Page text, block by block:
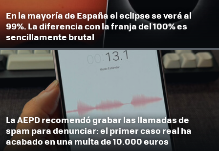
En la mayoría de España el eclipse se verá al
99%. La diferencia con la franja del 100% es
sencillamente brutal
La AEPD recomendó grabar las llamadas de
spam para denunciar: el primer caso real ha
acabado en una multa de 10.000 euros